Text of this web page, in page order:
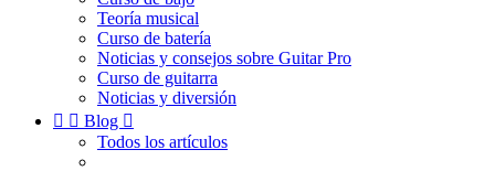
Teoría musical
Curso de batería
Noticias y consejos sobre Guitar Pro
Curso de guitarra
Noticias y diversión
  Blog 
Todos los artículos